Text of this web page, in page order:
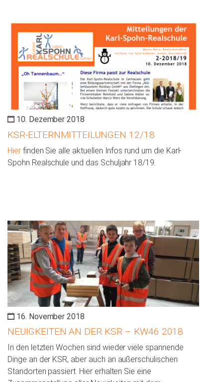
10. Dezember 2018
KSR-ELTERNMITTEILUNGEN 12/18
Hier finden Sie alle aktuellen Infos rund um die Karl-
Spohn Realschule und das Schuljahr 18/19.
16. November 2018
NEUIGKEITEN AN DER KSR – KW46 2018
In den letzten Wochen sind wieder viele spannende
Dinge an der KSR, aber auch an außerschulischen
Standorten passiert. Hier erhalten Sie eine